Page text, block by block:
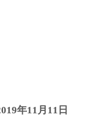
年11月11日